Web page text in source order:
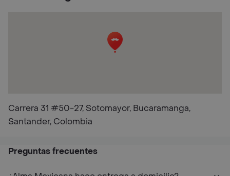
Carrera 31 #50-27, Sotomayor, Bucaramanga,
Santander, Colombia
Preguntas frecuentes